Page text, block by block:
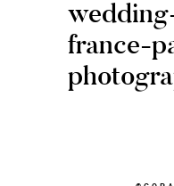
Contactfrance-